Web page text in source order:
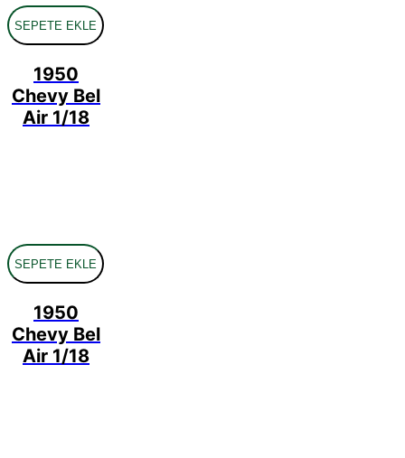
SEPETE EKLE
1950
Chevy Bel
Air 1/18
SEPETE EKLE
1950
Chevy Bel
Air 1/18